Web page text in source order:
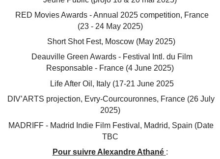
RED Movies Awards - Annual 2025 competition, France
(23 - 24 May 2025)
Short Shot Fest, Moscow (May 2025)
Deauville Green Awards - Festival Intl. du Film
Responsable - France (4 June 2025)
Life After Oil, Italy (17-21 June 2025
DIV’ARTS projection, Evry-Courcouronnes, France (26 July
2025)
MADRIFF - Madrid Indie Film Festival, Madrid, Spain (Date
TBC
Pour suivre Alexandre Athané :